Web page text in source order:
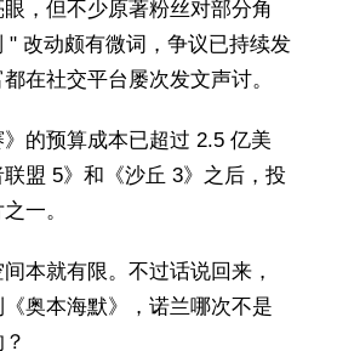
，但不少原著粉丝对部分角
" 改动颇有微词，争议已持续发
在社交平台屡次发文声讨。
的预算成本已超过 2.5 亿美
盟 5》和《沙丘 3》之后，投
一。
本就有限。不过话说回来，
奥本海默》，诺兰哪次不是